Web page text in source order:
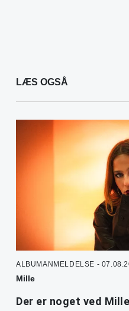
LÆS OGSÅ
ALBUMANMELDELSE -
Mille
Der er noget ved